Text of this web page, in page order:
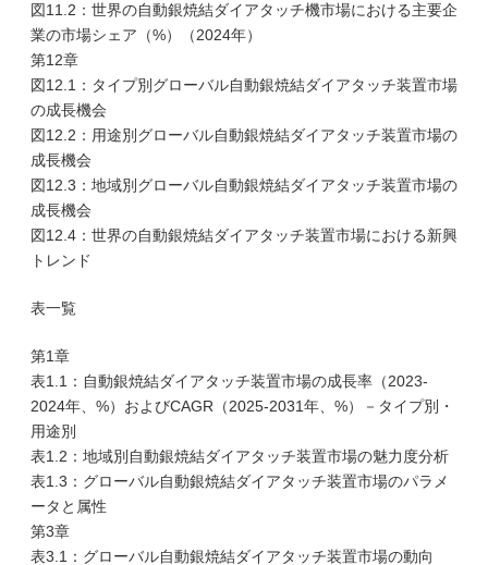
図11.2：世界の自動銀焼結ダイアタッチ機市場における主要企
業の市場シェア（%）（2024年）
第12章
図12.1：タイプ別グローバル自動銀焼結ダイアタッチ装置市場
の成長機会
図12.2：用途別グローバル自動銀焼結ダイアタッチ装置市場の
成長機会
図12.3：地域別グローバル自動銀焼結ダイアタッチ装置市場の
成長機会
図12.4：世界の自動銀焼結ダイアタッチ装置市場における新興
トレンド
表一覧
第1章
表1.1：自動銀焼結ダイアタッチ装置市場の成長率（2023-
2024年、%）およびCAGR（2025-2031年、%）－タイプ別・
用途別
表1.2：地域別自動銀焼結ダイアタッチ装置市場の魅力度分析
表1.3：グローバル自動銀焼結ダイアタッチ装置市場のパラメ
ータと属性
第3章
表3.1：グローバル自動銀焼結ダイアタッチ装置市場の動向